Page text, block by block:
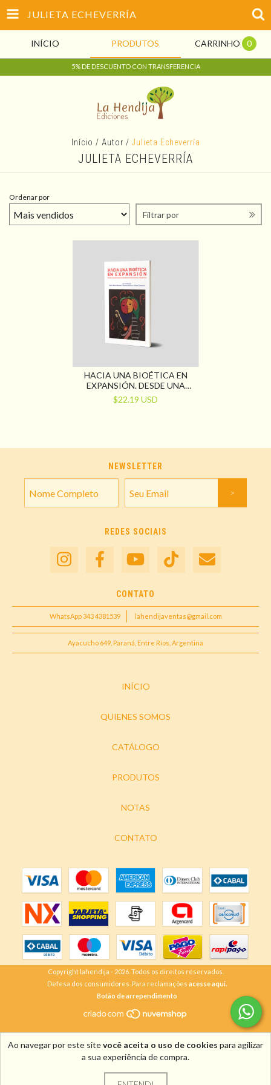
JULIETA ECHEVERRÍA
INÍCIO PRODUTOS CARRINHO 0
5% DE DESCUENTO CON TRANSFERENCIA
Ao navegar por este sitevocê aceita o uso de cookies para agilizar
a sua experiência de compra.
Início / Autor / Julieta Echeverría
JULIETA ECHEVERRÍA
Ordenar por
Filtrar por
HACIA UNA BIOÉTICA EN
EXPANSIÓN. DESDE UNA
PERSPECTIVA DE DERECHOS
HUMANOS Y DE GÉNERO
$22.19 USD
NEWSLETTER
REDES SOCIAIS
CONTATO
WhatsApp 343 4381539 lahendijaventas@gmail.com
Ayacucho 649, Paraná, Entre Ríos, Argentina
INÍCIO
QUIENES SOMOS
CATÁLOGO
PRODUTOS
NOTAS
CONTATO
Copyright lahendija - 2026. Todos os direitos reservados.
Defesa dos consumidores. Para reclamações acesse aqui.
Botão de arrependimento